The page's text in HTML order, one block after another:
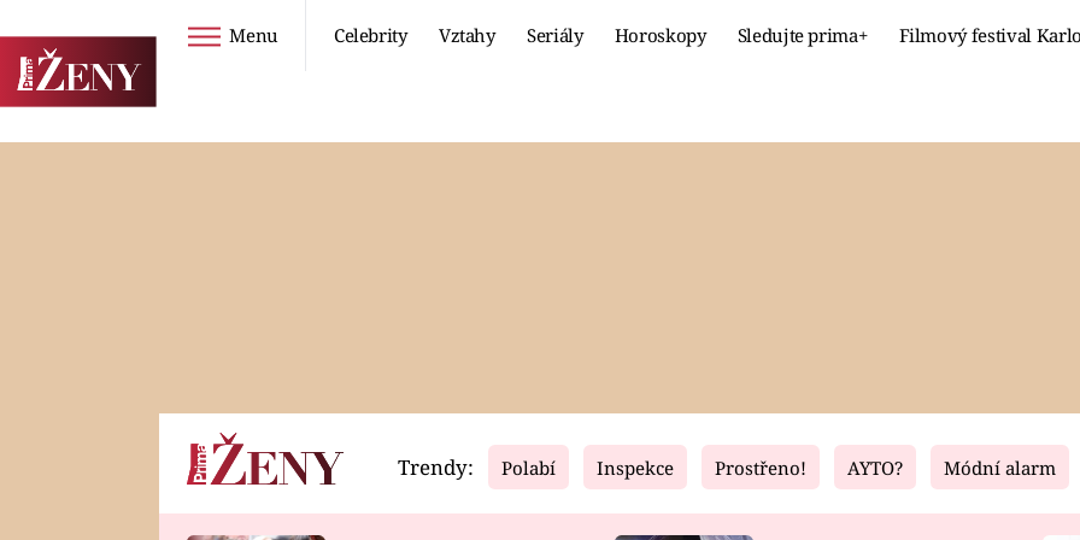
Menu Celebrity Vztahy Seriály Horoskopy Sledujte prima+ Filmový festival
Horoskopy Video Fresh Living
Trendy: Polabí Inspekce Prostřeno! AYTO? Módní alarm